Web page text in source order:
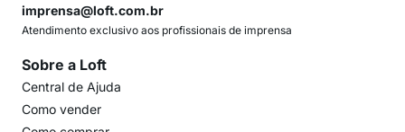
imprensa@loft.com.br
Atendimento exclusivo aos profissionais de imprensa
Sobre a Loft
Central de Ajuda
Como vender